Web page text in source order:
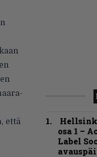
että
osa 1 –
Label